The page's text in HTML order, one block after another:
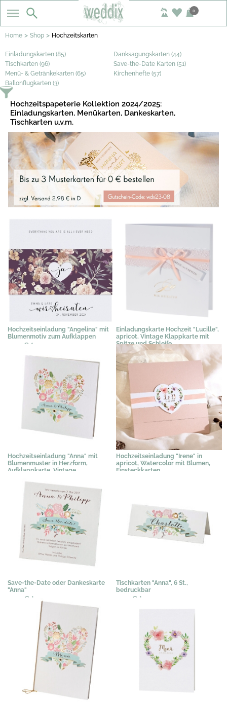
0
Home > Shop > Hochzeitskarten
Einladungskarten (85)
Danksagungskarten (44)
Tischkarten (96)
Save-the-Date Karten (51)
Menü- & Getränkekarten (65)
Kirchenhefte (57)
Ballonflugkarten (3)
Hochzeitspapeterie Kollektion 2024/2025:
Einladungskarten, Menükarten, Dankeskarten,
Tischkarten u.v.m.
Hochzeitseinladung "Angelina" mit
Blumenmotiv zum Aufklappen
2,09 € *
Einladungskarte Hochzeit "Lucille",
apricot, Vintage Klappkarte mit
Spitze und Schleife
3,48 €*
Hochzeitseinladung "Anna" mit
Blumenmuster in Herzform,
Aufklappkarte, Vintage
Hochzeitseinladung "Irene" in
apricot, Watercolor mit Blumen,
Einsteckkarten
Save-the-Date oder Dankeskarte
"Anna"
0,44 € *
Tischkarten "Anna", 6 St.,
bedruckbar
3,07 € *